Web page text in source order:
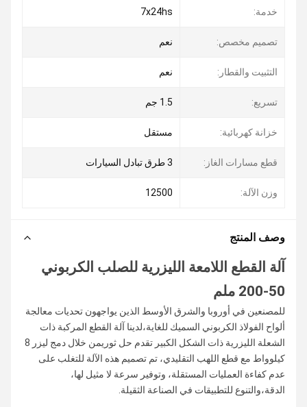
خدمة: 7x24hs
تصميم مخصص: نعم
التثبيت والقطار: نعم
تسريع: 1.5 جم
خزانة كهربائية: مستقل
قطع مسارات الغاز: 3 طرق تبادل السيارات
وزن الآلة: 12500
وصف المنتج
آلة القطع اللامعة الليزرية للصلب الكربوني
50-200 ملم
للمصنعين في أوروبا والشرق الأوسط الذين يواجهون تحديات معالجة
ألواح الفولاذ الكربوني السميك للغاية،لدينا آلة القطع المركبة ذات
الشعلة الليزرية ذات الشكل الكبير تقدم حل ثوريمن خلال دمج ليزر 8
كيلوواط مع قطع اللهب التقليدي، تم تصميم هذه الآلة للتغلب على
عدم كفاءة العمليات المستقلة، وتوفير سرعة لا مثيل لها،
الدقة،والتنوع للتطبيقات في الصناعة الثقيلة.